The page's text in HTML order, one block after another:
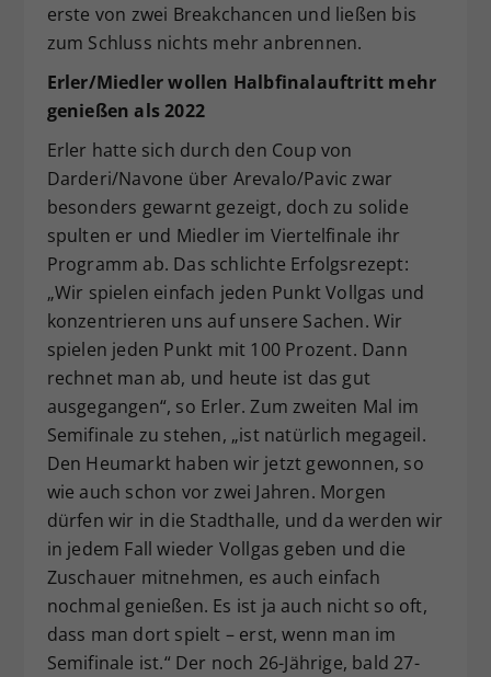
erste von zwei Breakchancen und ließen bis
zum Schluss nichts mehr anbrennen.
Erler/Miedler wollen Halbfinalauftritt mehr
genießen als 2022
Erler hatte sich durch den Coup von
Darderi/Navone über Arevalo/Pavic zwar
besonders gewarnt gezeigt, doch zu solide
spulten er und Miedler im Viertelfinale ihr
Programm ab. Das schlichte Erfolgsrezept:
„Wir spielen einfach jeden Punkt Vollgas und
konzentrieren uns auf unsere Sachen. Wir
spielen jeden Punkt mit 100 Prozent. Dann
rechnet man ab, und heute ist das gut
ausgegangen“, so Erler. Zum zweiten Mal im
Semifinale zu stehen, „ist natürlich megageil.
Den Heumarkt haben wir jetzt gewonnen, so
wie auch schon vor zwei Jahren. Morgen
dürfen wir in die Stadthalle, und da werden wir
in jedem Fall wieder Vollgas geben und die
Zuschauer mitnehmen, es auch einfach
nochmal genießen. Es ist ja auch nicht so oft,
dass man dort spielt – erst, wenn man im
Semifinale ist.“ Der noch 26-Jährige, bald 27-